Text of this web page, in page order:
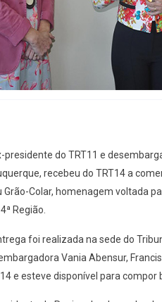
presidente do TRT11 e
recebeu do TRT14 a
Grão-Colar, homenagem voltada
Região.
foi realizada na sede do
Vania Abensur,
e esteve disponível para